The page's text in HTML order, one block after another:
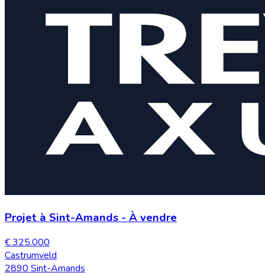
Projet à Sint-Amands - À vendre
€ 325.000
Castrumveld
2890 Sint-Amands